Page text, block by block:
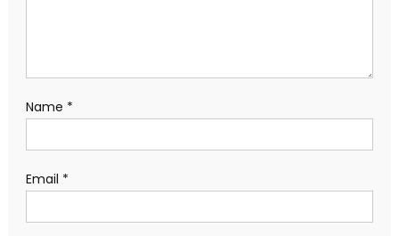
Name *
Email *